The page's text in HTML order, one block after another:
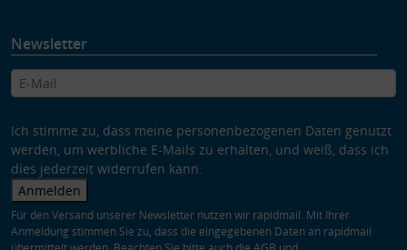
Newsletter
Ich stimme zu, dass meine personenbezogenen Daten genutzt
werden, um werbliche E-Mails zu erhalten, und weiß, dass ich
dies jederzeit widerrufen kann.
Anmelden
Für den Versand unserer Newsletter nutzen wir rapidmail. Mit Ihrer
Anmeldung stimmen Sie zu, dass die eingegebenen Daten an rapidmail